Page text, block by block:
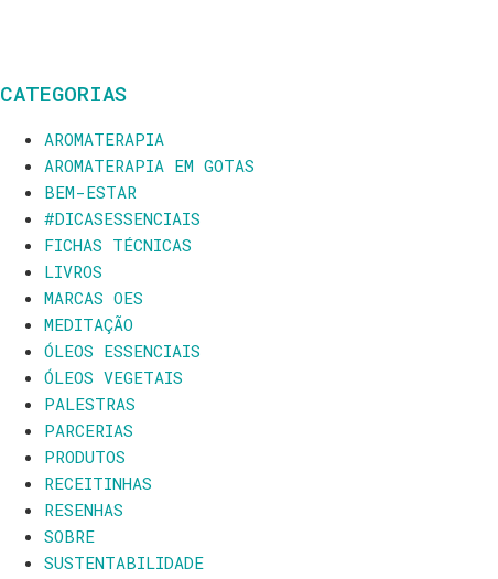
CATEGORIAS
AROMATERAPIA
AROMATERAPIA EM GOTAS
BEM-ESTAR
#DICASESSENCIAIS
FICHAS TÉCNICAS
LIVROS
MARCAS OES
MEDITAÇÃO
ÓLEOS ESSENCIAIS
ÓLEOS VEGETAIS
PALESTRAS
PARCERIAS
PRODUTOS
RECEITINHAS
RESENHAS
SOBRE
SUSTENTABILIDADE